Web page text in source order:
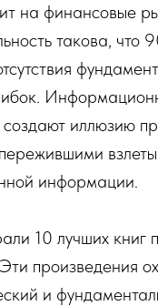
на финансовые
такова, что
иллюзию
информации.
10 лучших книг
произведения
и